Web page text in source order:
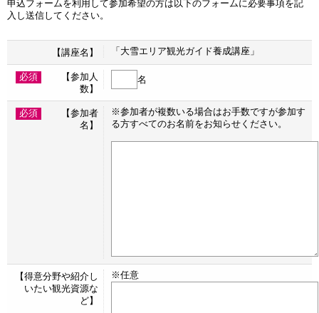
申込フォームを利用して参加希望の方は以下のフォームに必要事項を記
入し送信してください。
【講座名】 「大雪エリア観光ガイド養成講座」
必須
【参加人
数】
名
必須
【参加者
名】
※参加者が複数いる場合はお手数ですが参加す
る方すべてのお名前をお知らせください。
【得意分野や紹介し
いたい観光資源な
ど】
※任意